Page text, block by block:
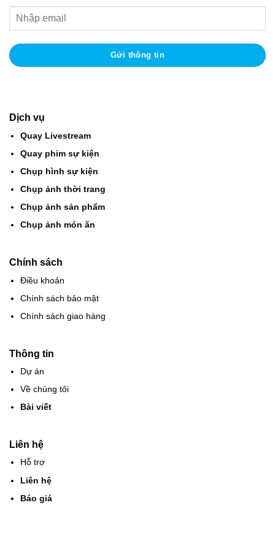
Dịch vụ
Quay Livestream
Quay phim sự kiện
Chụp hình sự kiện
Chụp ảnh thời trang
Chụp ảnh sản phẩm
Chụp ảnh món ăn
Chính sách
Điều khoản
Chính sách bảo mật
Chính sách giao hàng
Thông tin
Dự án
Về chúng tôi
Bài viết
Liên hệ
Hỗ trợ
Liên hệ
Báo giá